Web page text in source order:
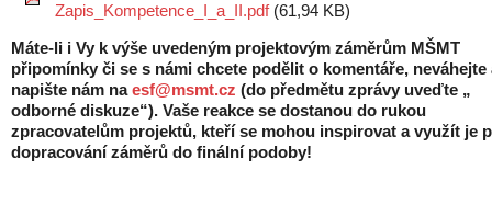
Zapis_Kompetence_I_a_II.pdf(61,94 KB)
Máte-li i Vy k výše uvedeným projektovým záměrům MŠMT
připomínky či se s námi chcete podělit o komentáře, neváhejte
napište nám naesf@msmt.cz (do předmětu zprávy uveďte „
odborné diskuze“). Vaše reakce se dostanou do rukou
zpracovatelům projektů, kteří se mohou inspirovat a využít je
dopracování záměrů do finální podoby!